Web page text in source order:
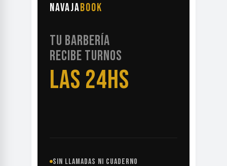
NAVAJABOOK
TU BARBERÍA
RECIBE TURNOS
LAS 24HS
SIN LLAMADAS NI CUADERNO